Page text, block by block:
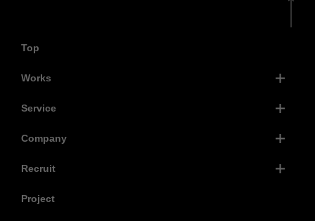
Top
Works
Service
Company
Recruit
Project